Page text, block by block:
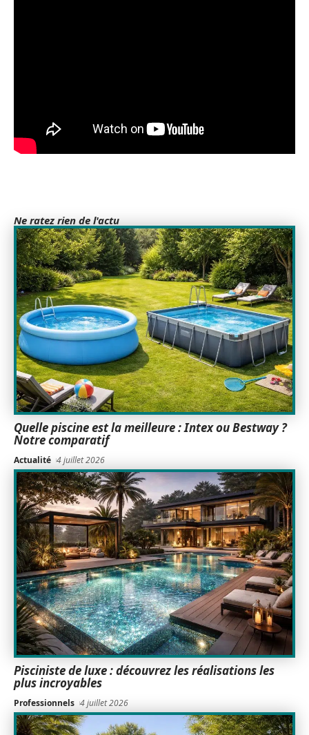
Ne ratez rien de l'actu
Quelle piscine est la meilleure : Intex ou Bestway ?
Notre comparatif
Actualité 4 juillet 2026
Pisciniste de luxe : découvrez les réalisations les
plus incroyables
Professionnels 4 juillet 2026